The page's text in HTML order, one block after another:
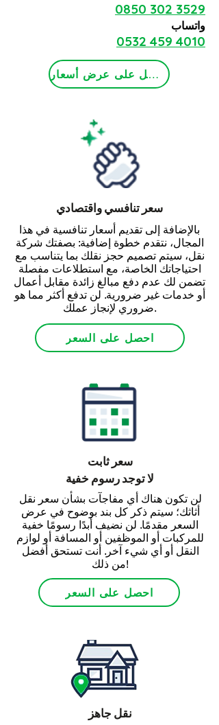
0850 302 3529
واتساب
0532 459 4010
احصل على عرض أسعار
سعر تنافسي واقتصادي
بالإضافة إلى تقديم أسعار تنافسية في هذا
المجال، نتقدم خطوة إضافية: بصفتك شركة
نقل، سيتم تصميم حجز نقلك بما يتناسب مع
احتياجاتك الخاصة، مع استطلاعات مفصلة
تضمن لك عدم دفع مبالغ زائدة مقابل أعمال
أو خدمات غير ضرورية. لن تدفع أكثر مما هو
ضروري لإنجاز عملك.
احصل على السعر
سعر ثابت
لا توجد رسوم خفية
لن تكون هناك أي مفاجآت بشأن سعر نقل
أثاثك؛ سيتم ذكر كل بند بوضوح في عرض
السعر مقدمًا. لن نضيف أبدًا رسومًا خفية
للمركبات أو الموظفين أو المسافة أو لوازم
النقل أو أي شيء آخر. أنت تستحق أفضل
من ذلك!
احصل على السعر
نقل جاهز